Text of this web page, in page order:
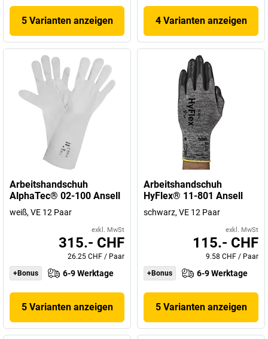
5 Varianten anzeigen 4 Varianten anzeigen
Arbeitshandschuh
AlphaTec® 02-100 Ansell
weiß, VE 12 Paar
exkl. MwSt
315.- CHF
26.25 CHF / Paar
+Bonus
6-9 Werktage
5 Varianten anzeigen
Arbeitshandschuh
HyFlex® 11-801 Ansell
schwarz, VE 12 Paar
exkl. MwSt
115.- CHF
9.58 CHF / Paar
+Bonus
6-9 Werktage
5 Varianten anzeigen